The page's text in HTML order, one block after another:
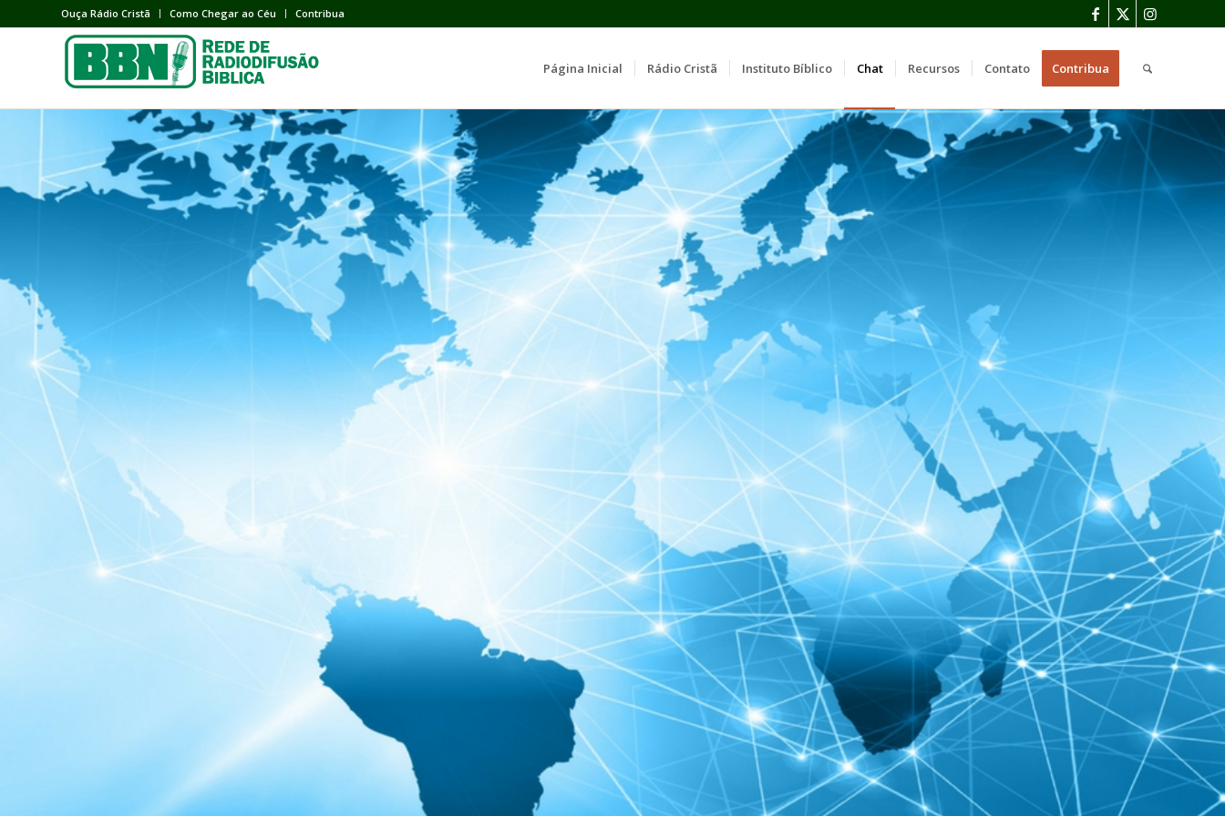
Ouça Rádio Cristã Como Chegar ao Céu Contribua
Página Inicial Rádio Cristã Instituto Bíblico Chat Recursos Contato Contribua